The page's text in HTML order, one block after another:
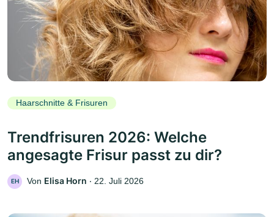
Haarschnitte & Frisuren
Trendfrisuren 2026: Welche
angesagte Frisur passt zu dir?
EH Von Elisa Horn ‧ 22. Juli 2026